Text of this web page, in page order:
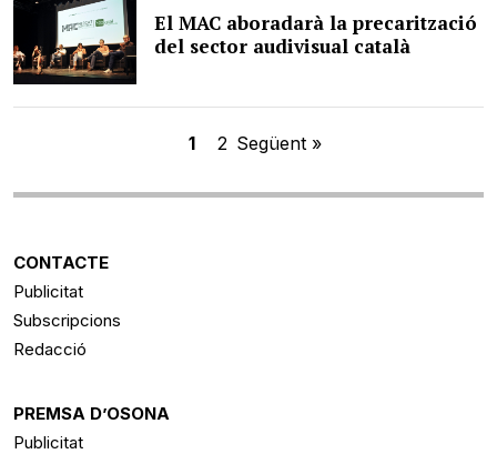
El MAC aboradarà la precarització
del sector audivisual català
1 2 Següent »
CONTACTE
Publicitat
Subscripcions
Redacció
PREMSA D’OSONA
Publicitat